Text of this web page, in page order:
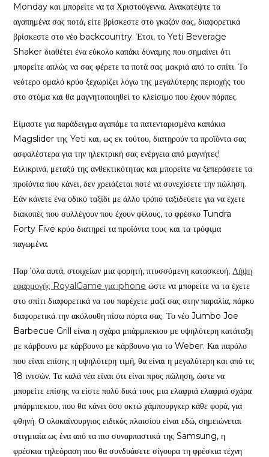
Monday και μπορείτε να τα Χριστούγεννα. Ανακατέψτε τα
αγαπημένα σας ποτά, είτε βρίσκεστε στο γκαζόν σας, διαφορετικά
βρίσκεστε στο νέο backcountry. Έτσι, το Yeti Beverage
Shaker διαθέτει ένα εύκολο καπάκι δύναμης που σημαίνει ότι
μπορείτε απλώς να σας φέρετε τα ποτά σας μακριά από το σπίτι. Το
νεότερο ομαλό κρύο ξεχωρίζει λόγω της μεγαλύτερης περιοχής του
στο στόμα και θα μαγνητοποιηθεί το κλείσιμο που έχουν πόρπες.
Είμαστε για παράδειγμα αγαπάμε τα πατενταρισμένα καπάκια
Magslider της Yeti και, ως εκ τούτου, διατηρούν τα προϊόντα σας
ασφαλέστερα για την ηλεκτρική σας ενέργεια από μαγνήτες!
Ειλικρινά, μεταξύ της ανθεκτικότητας και μπορείτε να ξεπεράσετε τα
προϊόντα που κάνει, δεν χρειάζεται ποτέ να συνεχίσετε την πώληση.
Εάν κάνετε ένα οδικό ταξίδι με άλλο τρόπο ταξιδεύετε για να έχετε
διακοπές που συλλέγουν που έχουν φίλους, το φρέσκο ​​Tundra
Forty Five κρύο διατηρεί τα προϊόντα τους και τα τρόφιμα
παγωμένα.
Παρ ‘όλα αυτά, στοιχείων μια φορητή, πτυσσόμενη κατασκευή,Λήψη
εφαρμογής RoyalGame για iphone ώστε να μπορείτε να τα έχετε
στο σπίτι διαφορετικά να του παρέχετε μαζί σας στην παραλία, πάρκο
διαφορετικά την ακόλουθη πίσω πόρτα σας. Το νέο Jumbo Joe
Barbecue Grill είναι η σχάρα μπάρμπεκιου με υψηλότερη κατάταξη
με κάρβουνο με κάρβουνο με κάρβουνο για το Weber. Και παρόλο
που είναι επίσης η υψηλότερη τιμή, θα είναι η μεγαλύτερη και από τις
18 ιντσών. Τα καλά νέα είναι ότι είναι προς πώληση, ώστε να
μπορείτε επίσης να είστε πολύ δικά τους μια ελαφριά ελαφριά σχάρα
μπάρμπεκιου, που θα κάνει όσο οκτώ χάμπουργκερ κάθε φορά, για
φθηνή. Ο ολοκαίνουργιος ειδικός πλαισίου είναι εδώ, σημειώνεται
στιγμιαία ως ένα από τα πιο συναρπαστικά της Samsung, η
φρέσκια τηλεόραση που θα συνδυάσετε σίγουρα τη φρέσκια τέχνη